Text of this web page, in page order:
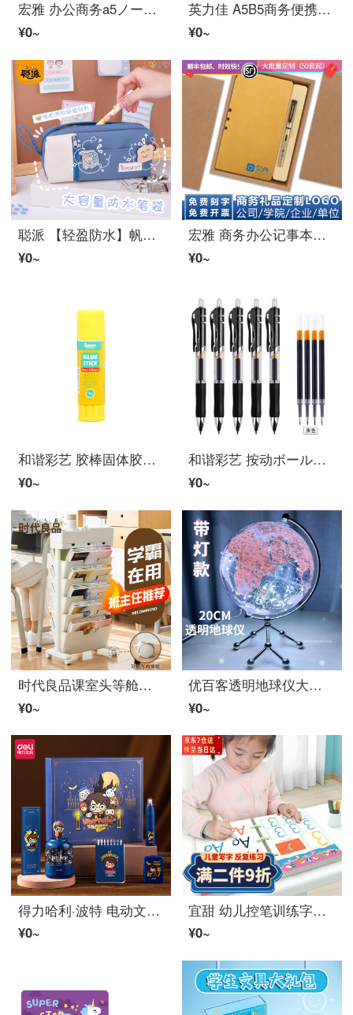
宏雅 办公商务a5ノート子定制加厚记事本子文具保温杯雨伞套装礼品实用公司活动企业伴手礼学校送老师学生 四件套/米四B：BW6+16G+QB3+TK53蓝
¥0~
英力佳 A5B5商务便携皮面大记事本吊坠工作ノート子文具加厚办公用定制LOGO B5/18k 灰色
¥0~
聪派 【轻盈防水】帆布ペンケース 大容量文具盒 儿童男女孩小学生文具鉛筆盒 幼儿园减压可爱学生文具 7554-1
¥0~
宏雅 商务办公记事本子定制logo刻字 实用a6ノート子套装 公司会议文具小礼品盒伴手礼学生奖品 两件套/牛皮盒：A6记事本TK15+笔QB10-金
¥0~
和谐彩艺 胶棒固体胶办公文具PVP高粘胶棒儿童学生安全手工固体胶水4支装 4支一包装
¥0~
和谐彩艺 按动ボールペン大容量碳素签字水笔0.5子弹头笔芯学生文具10支装 黑色10支装
¥0~
时代良品课室头等舱课桌收纳神器书本收纳架学生桌边书架可移动带轮小型教室置物书箱初高中生书袋挂袋书立架 白色
¥0~
优百客透明地球仪大号20cm男孩儿童生日小学生女孩礼品初高中生学生办公文具夜灯发光摆件六一儿童节礼物 【透明地球仪-带灯-粉色】
¥0~
得力哈利·波特 电动文具套装/学习礼包/儿童礼物 公仔防尘塞（电动削笔机+电动橡皮擦+螺旋本）68918
¥0~
宜甜 幼儿控笔训练字帖儿童2-3-6岁幼儿园小学练习学习用品文具可擦笔临摹数字描笔连线专注力早教玩具 启蒙训练【学前推荐】 64页
¥0~